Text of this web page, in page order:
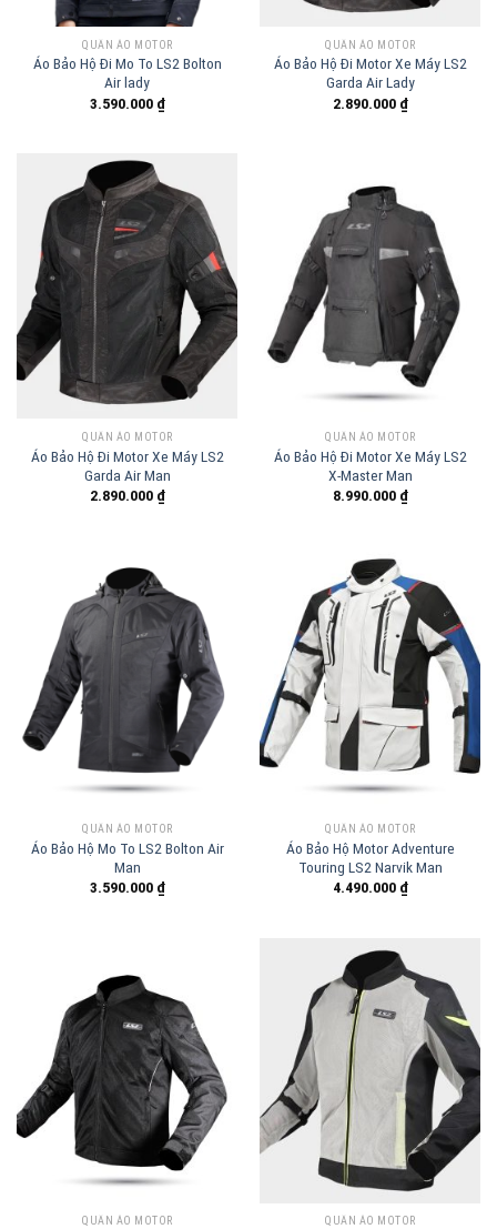
QUẦN ÁO MOTOR
Áo Bảo Hộ Đi Mo To LS2 Bolton
Air lady
3.590.000 ₫
QUẦN ÁO MOTOR
Áo Bảo Hộ Đi Motor Xe Máy LS2
Garda Air Lady
2.890.000 ₫
QUẦN ÁO MOTOR
Áo Bảo Hộ Đi Motor Xe Máy LS2
Garda Air Man
2.890.000 ₫
QUẦN ÁO MOTOR
Áo Bảo Hộ Đi Motor Xe Máy LS2
X-Master Man
8.990.000 ₫
QUẦN ÁO MOTOR
Áo Bảo Hộ Mo To LS2 Bolton Air
Man
3.590.000 ₫
QUẦN ÁO MOTOR
Áo Bảo Hộ Motor Adventure
Touring LS2 Narvik Man
4.490.000 ₫
QUẦN ÁO MOTOR QUẦN ÁO MOTOR